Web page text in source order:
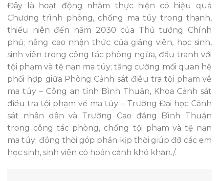
Đây là hoạt động nhằm thực hiện có hiệu quả
Chương trình phòng, chống ma túy trong thanh,
thiếu niên đến năm 2030 của Thủ tướng Chính
phủ; nâng cao nhận thức của giảng viên, học sinh,
sinh viên trong công tác phòng ngừa, đấu tranh với
tội phạm và tệ nạn ma túy; tăng cường mối quan hệ
phối hợp giữa Phòng Cảnh sát điều tra tội phạm về
ma túy – Công an tỉnh Bình Thuận, Khoa Cảnh sát
điều tra tội phạm về ma túy – Trường Đại học Cảnh
sát nhân dân và Trường Cao đẳng Bình Thuận
trong công tác phòng, chống tội phạm và tệ nạn
ma túy; đồng thời góp phần kịp thời giúp đỡ các em
học sinh, sinh viên có hoàn cảnh khó khăn./.